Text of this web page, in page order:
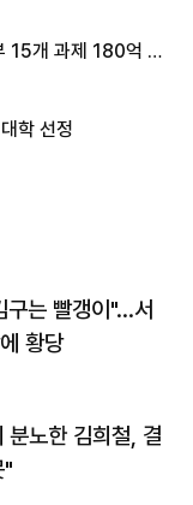
15개 과제 180억 지
학 선정
구는 빨갱이"…서
황당
분노한 김희철, 결
"